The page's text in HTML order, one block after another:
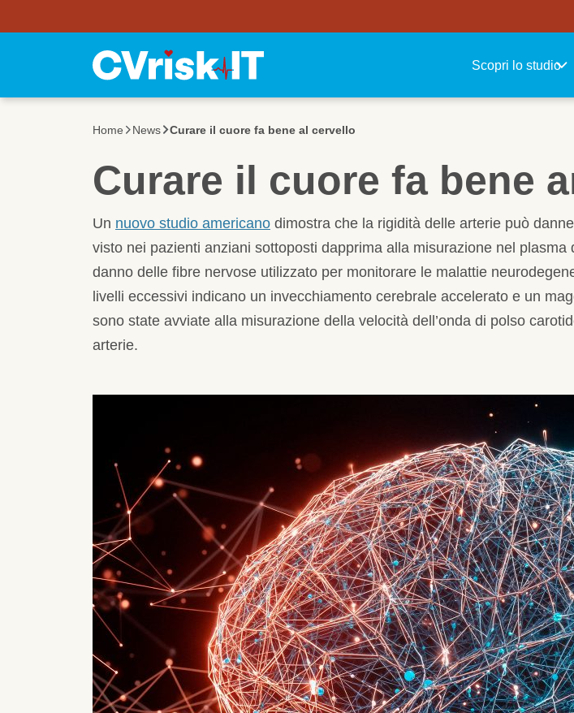
Scopri lo studio
Home News Curare il cuore fa bene al cervello
Curare il cuore fa bene
Un nuovo studio americano dimostra che la rigidità delle arterie può
visto nei pazienti anziani sottoposti dapprima alla misurazione nel
danno delle fibre nervose utilizzato per monitorare le malattie
livelli eccessivi indicano un invecchiamento cerebrale accelerato e un
sono state avviate alla misurazione della velocità dell’onda di polso
arterie.